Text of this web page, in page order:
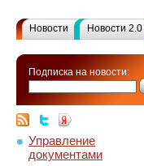
Новости Новости 2.0
Подписка на новости:
Управление
документами